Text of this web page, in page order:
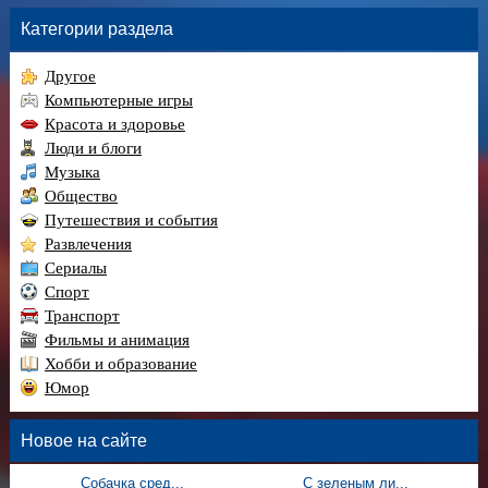
Категории раздела
Другое
Компьютерные игры
Красота и здоровье
Люди и блоги
Музыка
Общество
Путешествия и события
Развлечения
Сериалы
Спорт
Транспорт
Фильмы и анимация
Хобби и образование
Юмор
Новое на сайте
Собачка сред... С зеленым ли...